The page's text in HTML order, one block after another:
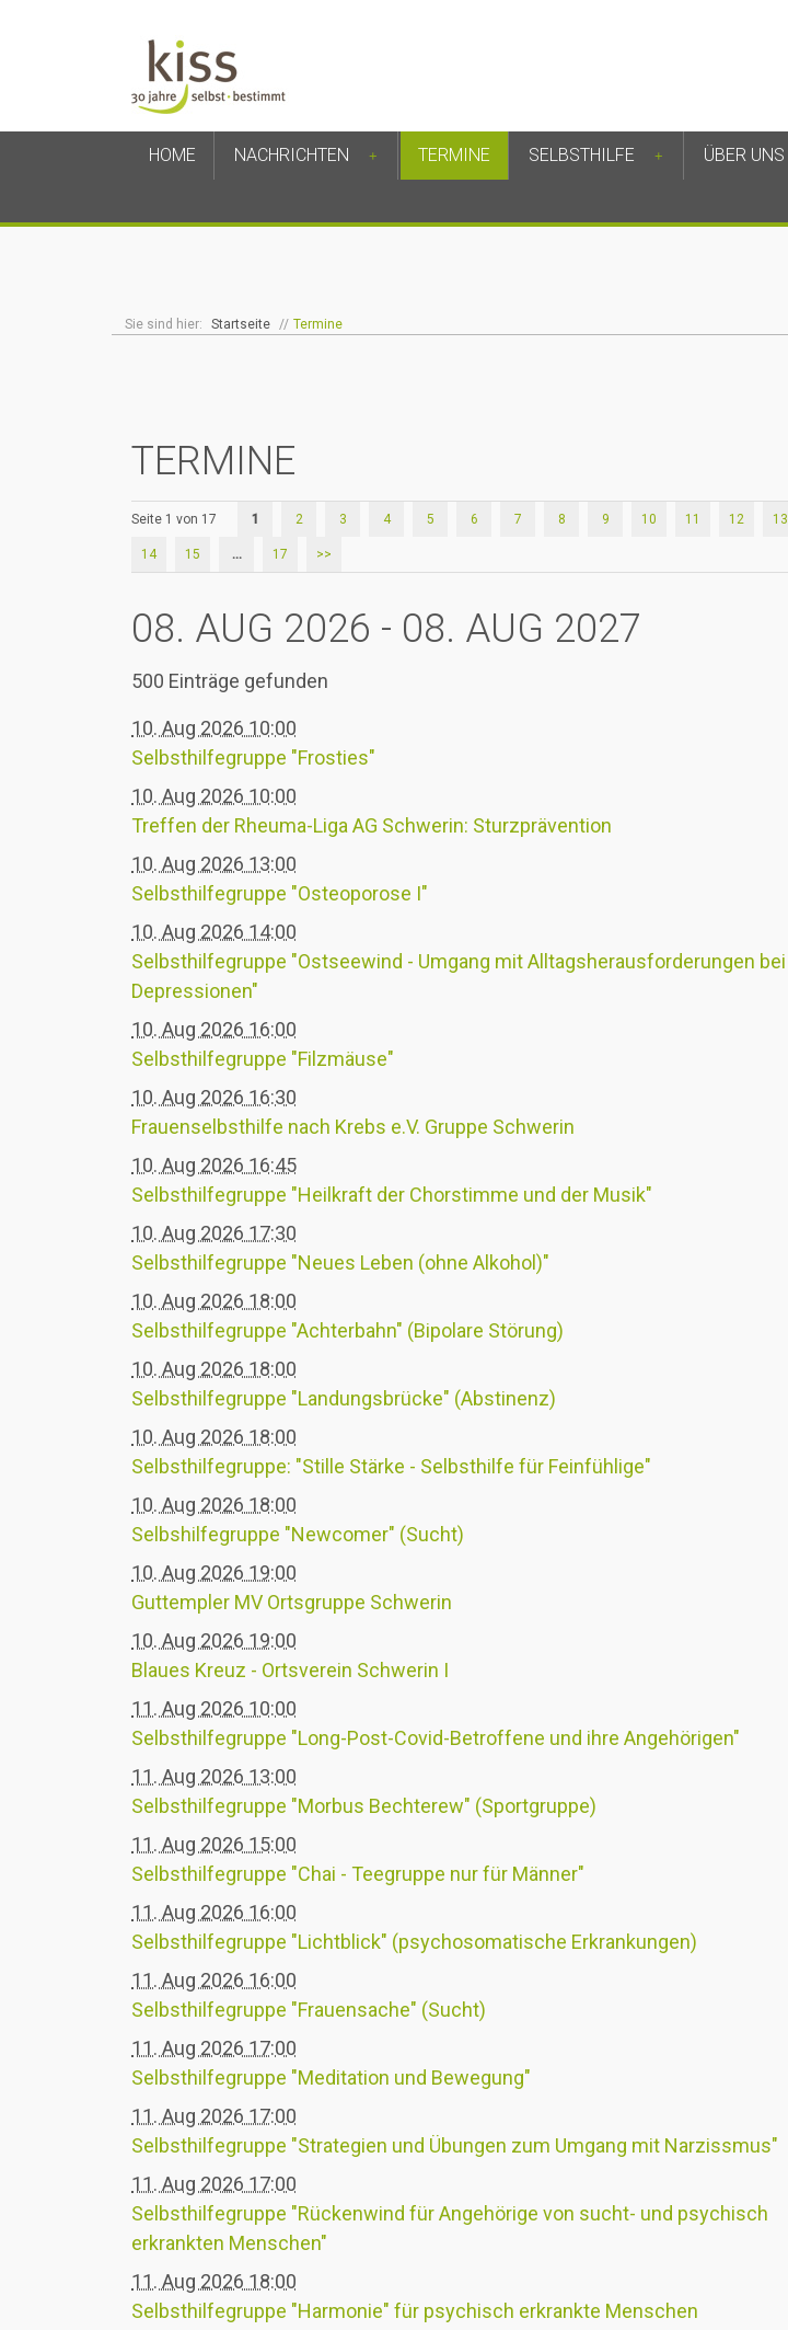
HOME NACHRICHTEN + TERMINE SELBSTHILFE + ÜBER UNS
Sie sind hier: Startseite // Termine
TERMINE
Seite 1 von 17 1 2 3 4 5 6 7 8 9 10 11 12 13
14 15 ... 17 >>
08. AUG 2026 - 08. AUG 2027
500 Einträge gefunden
10. Aug 2026 10:00
Selbsthilfegruppe "Frosties"
10. Aug 2026 10:00
Treffen der Rheuma-Liga AG Schwerin: Sturzprävention
10. Aug 2026 13:00
Selbsthilfegruppe "Osteoporose I"
10. Aug 2026 14:00
Selbsthilfegruppe "Ostseewind - Umgang mit Alltagsherausforderungen bei
Depressionen"
10. Aug 2026 16:00
Selbsthilfegruppe "Filzmäuse"
10. Aug 2026 16:30
Frauenselbsthilfe nach Krebs e.V. Gruppe Schwerin
10. Aug 2026 16:45
Selbsthilfegruppe "Heilkraft der Chorstimme und der Musik"
10. Aug 2026 17:30
Selbsthilfegruppe "Neues Leben (ohne Alkohol)"
10. Aug 2026 18:00
Selbsthilfegruppe "Achterbahn" (Bipolare Störung)
10. Aug 2026 18:00
Selbsthilfegruppe "Landungsbrücke" (Abstinenz)
10. Aug 2026 18:00
Selbsthilfegruppe: "Stille Stärke - Selbsthilfe für Feinfühlige"
10. Aug 2026 18:00
Selbshilfegruppe "Newcomer" (Sucht)
10. Aug 2026 19:00
Guttempler MV Ortsgruppe Schwerin
10. Aug 2026 19:00
Blaues Kreuz - Ortsverein Schwerin I
11. Aug 2026 10:00
Selbsthilfegruppe "Long-Post-Covid-Betroffene und ihre Angehörigen"
11. Aug 2026 13:00
Selbsthilfegruppe "Morbus Bechterew" (Sportgruppe)
11. Aug 2026 15:00
Selbsthilfegruppe "Chai - Teegruppe nur für Männer"
11. Aug 2026 16:00
Selbsthilfegruppe "Lichtblick" (psychosomatische Erkrankungen)
11. Aug 2026 16:00
Selbsthilfegruppe "Frauensache" (Sucht)
11. Aug 2026 17:00
Selbsthilfegruppe "Meditation und Bewegung"
11. Aug 2026 17:00
Selbsthilfegruppe "Strategien und Übungen zum Umgang mit Narzissmus"
11. Aug 2026 17:00
Selbsthilfegruppe "Rückenwind für Angehörige von sucht- und psychisch
erkrankten Menschen"
11. Aug 2026 18:00
Selbsthilfegruppe "Harmonie" für psychisch erkrankte Menschen